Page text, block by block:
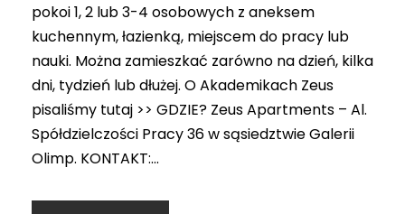
pokoi 1, 2 lub 3-4 osobowych z aneksem
kuchennym, łazienką, miejscem do pracy lub
nauki. Można zamieszkać zarówno na dzień, kilka
dni, tydzień lub dłużej. O Akademikach Zeus
pisaliśmy tutaj >> GDZIE? Zeus Apartments – Al.
Spółdzielczości Pracy 36 w sąsiedztwie Galerii
Olimp. KONTAKT:...